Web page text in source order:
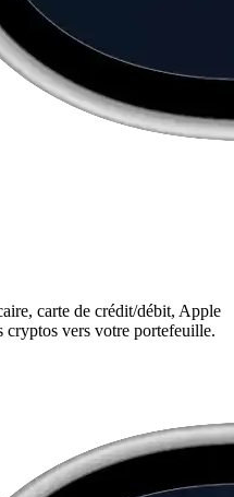
carte de crédit/débit, Apple
cryptos vers votre portefeuille.